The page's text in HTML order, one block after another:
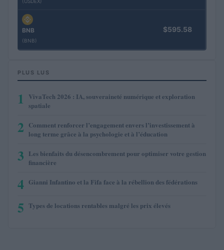
BNB
(BNB)
$595.58
PLUS LUS
1
VivaTech 2026 : IA, souveraineté numérique et exploration
spatiale
2 Comment renforcer l’engagement envers l’investissement à
long terme grâce à la psychologie et à l’éducation
3 Les bienfaits du désencombrement pour optimiser votre gestion
financière
4 Gianni Infantino et la Fifa face à la rébellion des fédérations
5 Types de locations rentables malgré les prix élevés